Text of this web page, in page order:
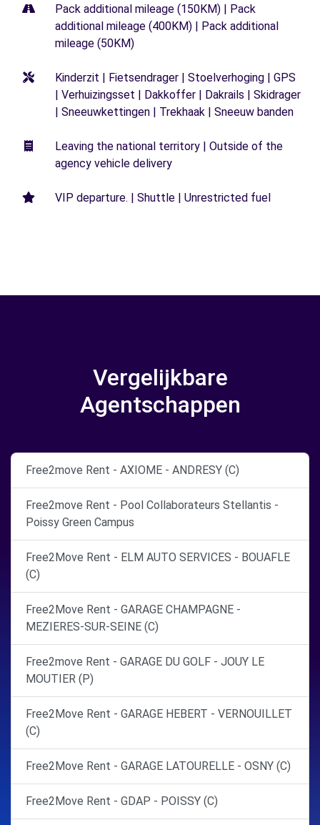
Pack additional mileage (150KM) | Pack
additional mileage (400KM) | Pack additional
mileage (50KM)
Kinderzit | Fietsendrager | Stoelverhoging | GPS
| Verhuizingsset | Dakkoffer | Dakrails | Skidrager
| Sneeuwkettingen | Trekhaak | Sneeuw banden
Leaving the national territory | Outside of the
agency vehicle delivery
VIP departure. | Shuttle | Unrestricted fuel
Vergelijkbare
Agentschappen
Free2move Rent - AXIOME - ANDRESY (C)
Free2move Rent - Pool Collaborateurs Stellantis -
Poissy Green Campus
Free2Move Rent - ELM AUTO SERVICES - BOUAFLE
(C)
Free2Move Rent - GARAGE CHAMPAGNE -
MEZIERES-SUR-SEINE (C)
Free2move Rent - GARAGE DU GOLF - JOUY LE
MOUTIER (P)
Free2Move Rent - GARAGE HEBERT - VERNOUILLET
(C)
Free2Move Rent - GARAGE LATOURELLE - OSNY (C)
Free2Move Rent - GDAP - POISSY (C)